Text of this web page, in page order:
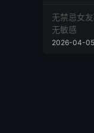
无禁忌女
无敏感
2026-04-05